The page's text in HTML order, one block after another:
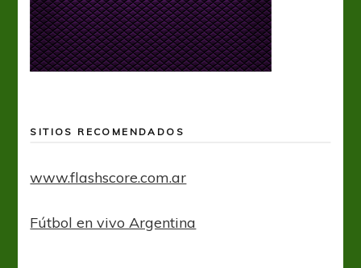
SITIOS RECOMENDADOS
www.flashscore.com.ar
Fútbol en vivo Argentina